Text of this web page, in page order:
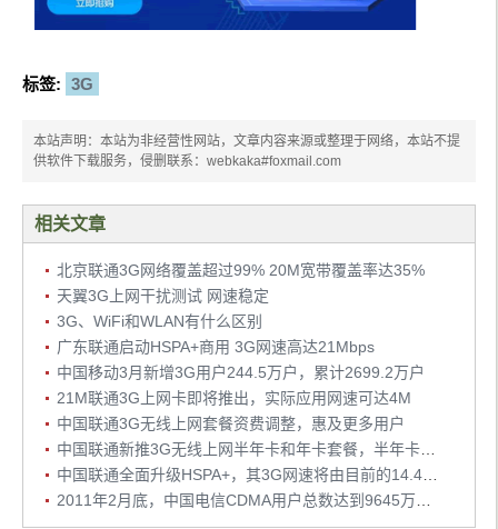
标签: 3G
本站声明：本站为非经营性网站，文章内容来源或整理于网络，本站不提
供软件下载服务，侵删联系：webkaka#foxmail.com
相关文章
北京联通3G网络覆盖超过99% 20M宽带覆盖率达35%
天翼3G上网干扰测试 网速稳定
3G、WiFi和WLAN有什么区别
广东联通启动HSPA+商用 3G网速高达21Mbps
中国移动3月新增3G用户244.5万户，累计2699.2万户
21M联通3G上网卡即将推出，实际应用网速可达4M
中国联通3G无线上网套餐资费调整，惠及更多用户